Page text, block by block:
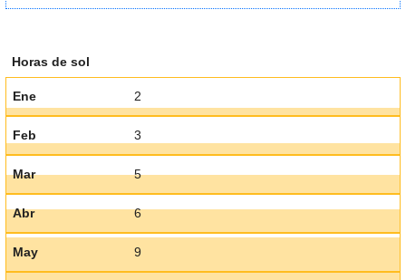
Horas de sol
Ene 2
Feb 3
Mar 5
Abr 6
May 9